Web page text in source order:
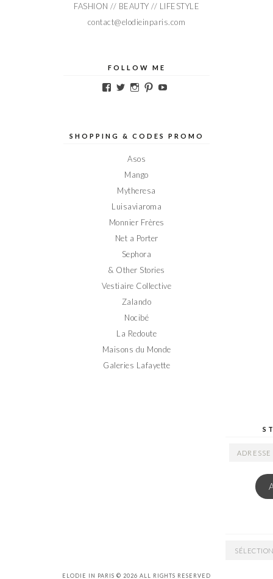
FASHION // BEAUTY // LIFESTYLE
contact@elodieinparis.com
FOLLOW ME
Voir
sur
Voir
sur
Voir
sur
Voir
sur sur
SHOPPING & CODES PROMO
Asos
Mango
Mytheresa
Luisaviaroma
Monnier Frères
Net a Porter
Sephora
& Other Stories
Vestiaire Collective
Zalando
Nocibé
La Redoute
Maisons du Monde
Galeries Lafayette
ADRESSE
ARCHIVES
ELODIE IN PARIS © 2026 ALL RIGHTS RESERVED